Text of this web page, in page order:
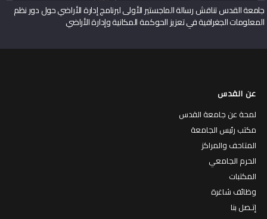
جامعة القدس تناقش رسالة الماجستير الأولى لبرنامج إدارة الأراضي حول دور نظم
المعلومات الجغرافية في تعزيز الحوكمة المكانية وإدارة الأراضي
عن القدس
لمحة عن جامعة القدس
مكتب رئيس الجامعة
المتاحف والمراكز
الحرم الجامعي
المكتبات
وظائف شاغرة
إتـصل بنا